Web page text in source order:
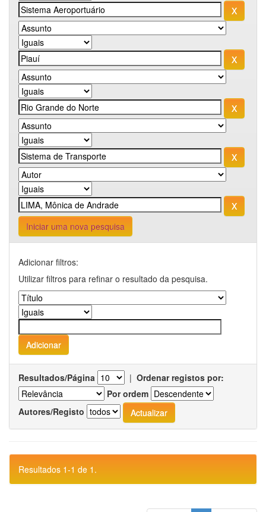
Iniciar uma nova pesquisa
Adicionar filtros:
Utilizar filtros para refinar o resultado da pesquisa.
Resultados/Página | Ordenar registos por:
Por ordem
Autores/Registo
Resultados 1-1 de 1.